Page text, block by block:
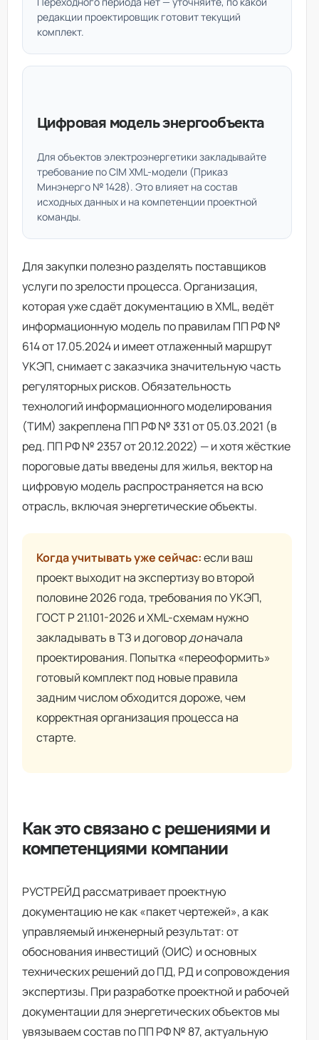
редакции проектировщик готовит текущий
комплект.
Цифровая модель энергообъекта
Для объектов электроэнергетики закладывайте
требование по CIM XML-модели (Приказ
Минэнерго № 1428). Это влияет на состав
исходных данных и на компетенции проектной
команды.
Для закупки полезно разделять поставщиков
услуги по зрелости процесса. Организация,
которая уже сдаёт документацию в XML, ведёт
информационную модель по правилам ПП РФ №
614 от 17.05.2024 и имеет отлаженный маршрут
УКЭП, снимает с заказчика значительную часть
регуляторных рисков. Обязательность
технологий информационного моделирования
(ТИМ) закреплена ПП РФ № 331 от 05.03.2021 (в
ред. ПП РФ № 2357 от 20.12.2022) — и хотя жёсткие
пороговые даты введены для жилья, вектор на
цифровую модель распространяется на всю
отрасль, включая энергетические объекты.
Когда учитывать уже сейчас:если ваш
проект выходит на экспертизу во второй
половине 2026 года, требования по УКЭП,
ГОСТ Р 21.101-2026 и XML-схемам нужно
закладывать в ТЗ и договордоначала
проектирования. Попытка «переоформить»
готовый комплект под новые правила
задним числом обходится дороже, чем
корректная организация процесса на
старте.
Как это связано с решениями и
компетенциями компании
РУСТРЕЙД рассматривает проектную
документацию не как «пакет чертежей», а как
управляемый инженерный результат: от
обоснования инвестиций (ОИС) и основных
технических решений до ПД, РД и сопровождения
экспертизы. При разработке проектной и рабочей
документациидля энергетических объектов мы
увязываем состав по ПП РФ № 87, актуальную